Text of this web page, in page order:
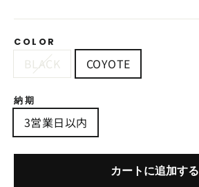
COLOR
BLACK COYOTE
納期
3営業日以内
カートに追加する